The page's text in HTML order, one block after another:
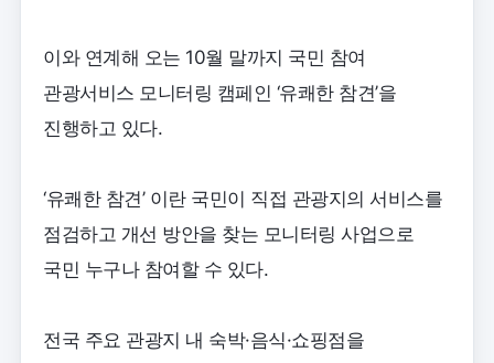
이와 연계해 오는 10월 말까지 국민 참여
관광서비스 모니터링 캠페인 ‘유쾌한 참견’을
진행하고 있다.
‘유쾌한 참견’ 이란 국민이 직접 관광지의 서비스를
점검하고 개선 방안을 찾는 모니터링 사업으로
국민 누구나 참여할 수 있다.
전국 주요 관광지 내 숙박·음식·쇼핑점을